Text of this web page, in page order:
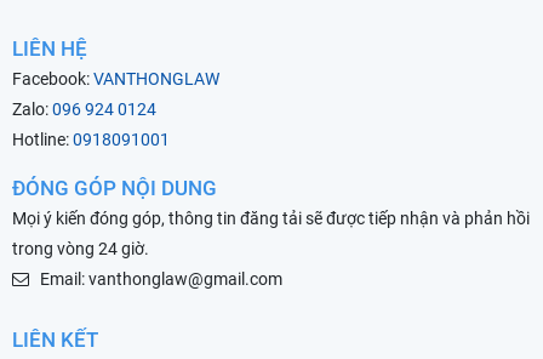
LIÊN HỆ
Facebook:VANTHONGLAW
Zalo:096 924 0124
Hotline:0918091001
ĐÓNG GÓP NỘI DUNG
Mọi ý kiến đóng góp, thông tin đăng tải sẽ được tiếp nhận và phản hồi
trong vòng 24 giờ.
Email: vanthonglaw@gmail.com
LIÊN KẾT